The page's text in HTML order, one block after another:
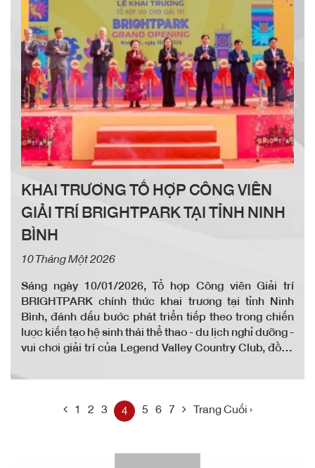
mới, sáng tạo, góp phần nâng cao hiệu quả công tác và
có ảnh hưởng tích cực đến ngành, địa phương.
KHAI TRƯƠNG TỔ HỢP CÔNG VIÊN
GIẢI TRÍ BRIGHTPARK TẠI TỈNH NINH
BÌNH
10 Tháng Một 2026
Sáng ngày 10/01/2026, Tổ hợp Công viên Giải trí
BRIGHTPARK chính thức khai trương tại tỉnh Ninh
Bình, đánh dấu bước phát triển tiếp theo trong chiến
lược kiến tạo hệ sinh thái thể thao - du lịch nghỉ dưỡng -
vui chơi giải trí của Legend Valley Country Club, đồng
lịch bền vững của tỉnh Ninh Bình trong giai đoạn mới.
1 2 3 4 5 6 7 Trang Cuối ›